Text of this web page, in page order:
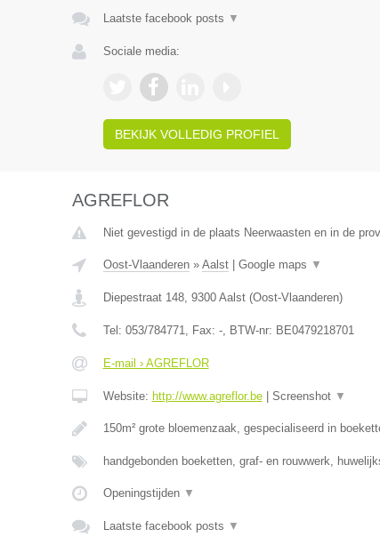
Laatste facebook posts ▼
Sociale media:
BEKIJK VOLLEDIG PROFIEL
AGREFLOR
Niet gevestigd in de plaats Neerwaasten en in de
Oost-Vlaanderen» Aalst| Google maps ▼
Diepestraat 148, 9300 Aalst(Oost-Vlaanderen)
Tel: 053/784771, Fax: -, BTW-nr: BE0479218701
E-mail › AGREFLOR
Website: http://www.agreflor.be| Screenshot ▼
150m² grote bloemenzaak, gespecialiseerd in
handgebonden boeketten, graf- en rouwwerk,
Openingstijden ▼
Laatste facebook posts ▼